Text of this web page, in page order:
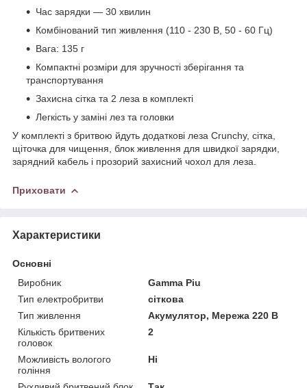
Час зарядки — 30 хвилин
Комбінований тип живлення (110 - 230 В, 50 - 60 Гц)
Вага: 135 г
Компактні розміри для зручності зберігання та
транспортування
Захисна сітка та 2 леза в комплекті
Легкість у заміні лез та головки
У комплекті з бритвою йдуть додаткові леза Crunchy, сітка,
щіточка для чищення, блок живлення для швидкої зарядки,
зарядний кабель і прозорий захисний чохол для леза.
Приховати
Характеристики
Основні
Виробник
Gamma Piu
Тип електробритви
сіткова
Тип живлення
Акумулятор, Мережа 220 В
Кількість бритвених
головок
2
Можливість вологого
гоління
Ні